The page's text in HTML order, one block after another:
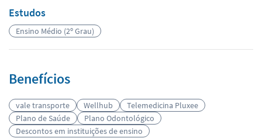
Estudos
Ensino Médio (2º Grau)
Benefícios
vale transporte Wellhub
Telemedicina Pluxee
Plano de Saúde
Plano Odontológico
Descontos em instituições de ensino